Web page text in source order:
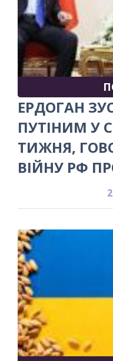
ЕРДОГАН
ПУТІНИМ У
ТИЖНЯ,
ВІЙНУ РФ